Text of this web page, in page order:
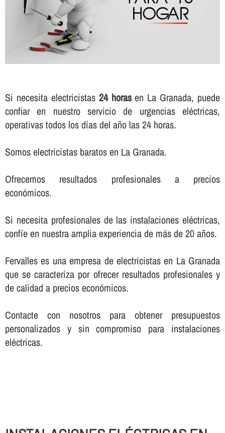
Si necesita electricistas 24 horasen La Granada, puede
confiar en nuestro servicio de urgencias eléctricas,
operativas todos los dí­as del año las 24 horas.
Somos electricistas baratos en La Granada.
Ofrecemos resultados profesionales a precios
económicos.
Si necesita profesionales de las instalaciones eléctricas,
confí­e en nuestra amplia experiencia de más de 20 años.
Fervalles es una empresa de electricistas en La Granada
que se caracteriza por ofrecer resultados profesionales y
de calidad a precios económicos.
Contacte con nosotros para obtener presupuestos
personalizados y sin compromiso para instalaciones
eléctricas.